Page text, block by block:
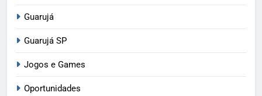
Guarujá
Guarujá SP
Jogos e Games
Oportunidades